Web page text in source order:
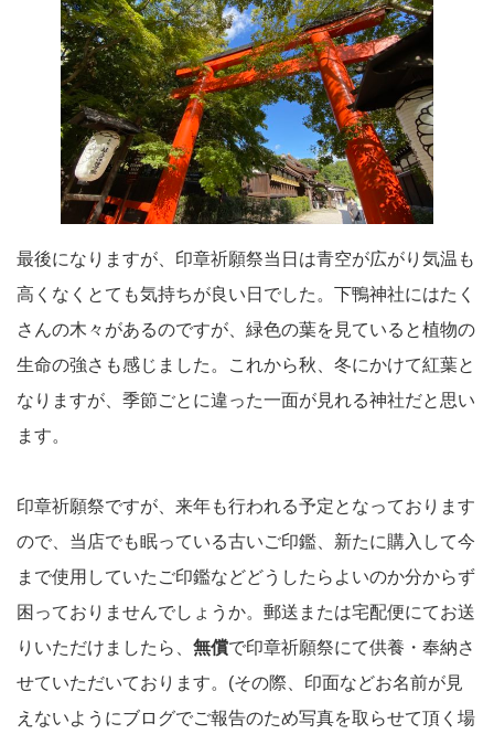
最後になりますが、印章祈願祭当日は青空が広がり気温も
高くなくとても気持ちが良い日でした。下鴨神社にはたく
さんの木々があるのですが、緑色の葉を見ていると植物の
生命の強さも感じました。これから秋、冬にかけて紅葉と
なりますが、季節ごとに違った一面が見れる神社だと思い
ます。
印章祈願祭ですが、来年も行われる予定となっております
ので、当店でも眠っている古いご印鑑、新たに購入して今
まで使用していたご印鑑などどうしたらよいのか分からず
困っておりませんでしょうか。郵送または宅配便にてお送
りいただけましたら、 無償で印章祈願祭にて供養・奉納さ
せていただいております。(その際、印面などお名前が見
えないようにブログでご報告のため写真を取らせて頂く場